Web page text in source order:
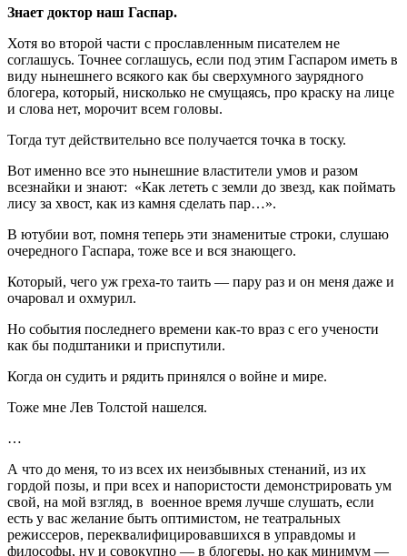
Знает доктор наш Гаспар.
Хотя во второй части с прославленным писателем не
соглашусь. Точнее соглашусь, если под этим Гаспаром иметь в
виду нынешнего всякого как бы сверхумного заурядного
блогера, который, нисколько не смущаясь, про краску на лице
и слова нет, морочит всем головы.
Тогда тут действительно все получается точка в тоску.
Вот именно все это нынешние властители умов и разом
всезнайки и знают: «Как лететь с земли до звезд, как поймать
лису за хвост, как из камня сделать пар…».
В ютубии вот, помня теперь эти знаменитые строки, слушаю
очередного Гаспара, тоже все и вся знающего.
Который, чего уж греха-то таить — пару раз и он меня даже и
очаровал и охмурил.
Но события последнего времени как-то враз с его учености
как бы подштаники и приспутили.
Когда он судить и рядить принялся о войне и мире.
Тоже мне Лев Толстой нашелся.
…
А что до меня, то из всех их неизбывных стенаний, из их
гордой позы, и при всех и напористости демонстрировать ум
свой, на мой взгляд, в военное время лучше слушать, если
есть у вас желание быть оптимистом, не театральных
режиссеров, переквалифицировавшихся в управдомы и
философы, ну и совокупно — в блогеры, но как минимум —